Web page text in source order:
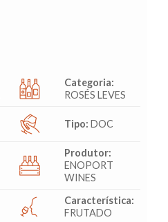
Categoria:
ROSÉS LEVES
Tipo: DOC
Produtor:
ENOPORT
WINES
Característica:
FRUTADO